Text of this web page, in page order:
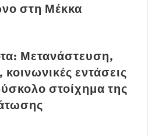
στη Μέκκα
Μετανάστευση,
εντάσεις
στοίχημα της